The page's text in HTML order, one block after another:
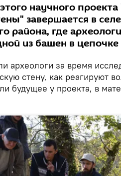
научного
завершается в
района, где
из башен в цепочке
археологи за время
стену, как реагируют
будущее у проекта, в